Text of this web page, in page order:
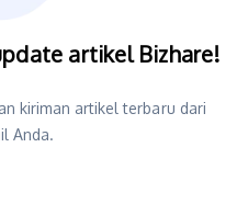
artikel Bizhare!
kiriman artikel terbaru dari
Anda.